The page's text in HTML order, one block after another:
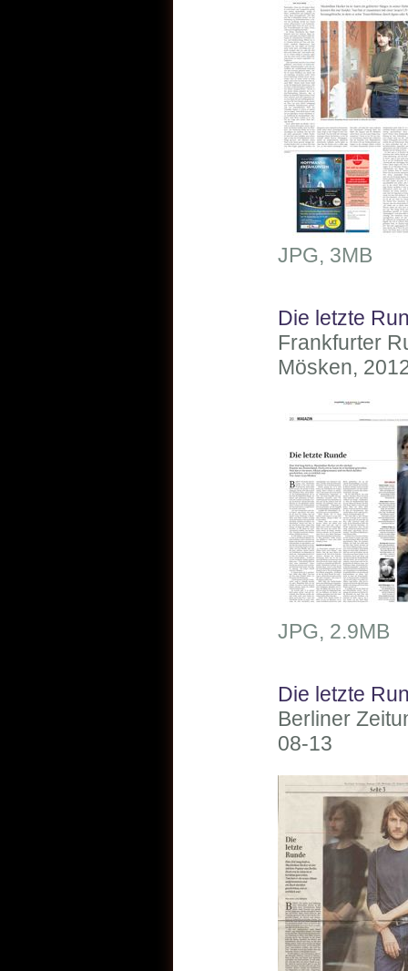
JPG, 3MB
Die letzte
Frankfurter
Mösken,
JPG, 2.9MB
Die letzte
Berliner
08-13